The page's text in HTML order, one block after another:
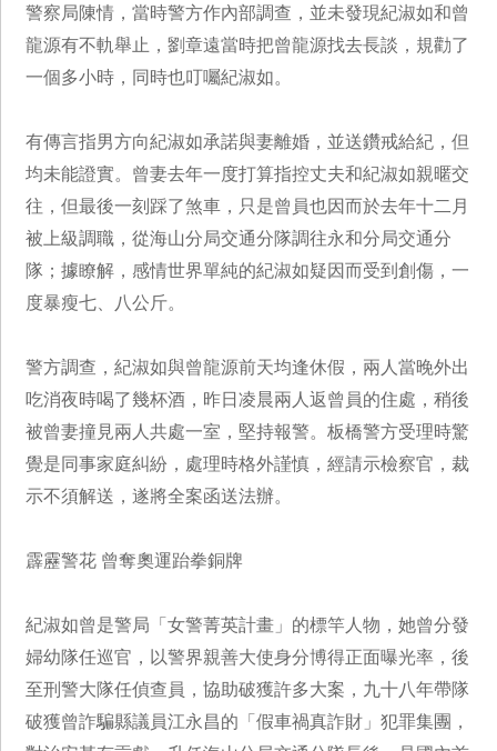
警察局陳情，當時警方作內部調查，並未發現紀淑如和曾
龍源有不軌舉止，劉章遠當時把曾龍源找去長談，規勸了
一個多小時，同時也叮囑紀淑如。
有傳言指男方向紀淑如承諾與妻離婚，並送鑽戒給紀，但
均未能證實。曾妻去年一度打算指控丈夫和紀淑如親暱交
往，但最後一刻踩了煞車，只是曾員也因而於去年十二月
被上級調職，從海山分局交通分隊調往永和分局交通分
隊；據瞭解，感情世界單純的紀淑如疑因而受到創傷，一
度暴瘦七、八公斤。
警方調查，紀淑如與曾龍源前天均逢休假，兩人當晚外出
吃消夜時喝了幾杯酒，昨日凌晨兩人返曾員的住處，稍後
被曾妻撞見兩人共處一室，堅持報警。板橋警方受理時驚
覺是同事家庭糾紛，處理時格外謹慎，經請示檢察官，裁
示不須解送，遂將全案函送法辦。
霹靂警花 曾奪奧運跆拳銅牌
紀淑如曾是警局「女警菁英計畫」的標竿人物，她曾分發
婦幼隊任巡官，以警界親善大使身分博得正面曝光率，後
至刑警大隊任偵查員，協助破獲許多大案，九十八年帶隊
破獲曾詐騙縣議員江永昌的「假車禍真詐財」犯罪集團，